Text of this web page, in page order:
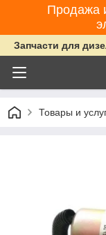
Продажа
Запчасти для
Товары и